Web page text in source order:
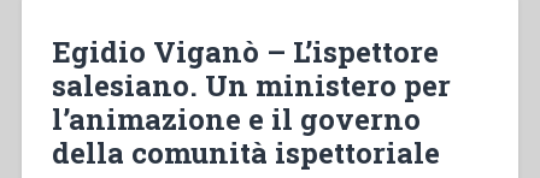
le
due
guerre
mondiali
come
Egidio Viganò – L’ispettore
salesiano. Un ministero per
l’animazione e il governo
della comunità ispettoriale